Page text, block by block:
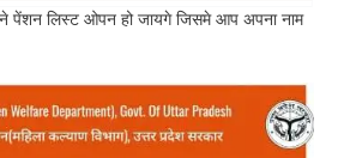
पेंशन लिस्ट ओपन हो जायगे जिसमे आप अपना नाम